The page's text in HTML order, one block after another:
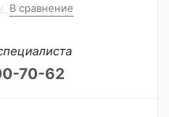
В сравнение
70-62